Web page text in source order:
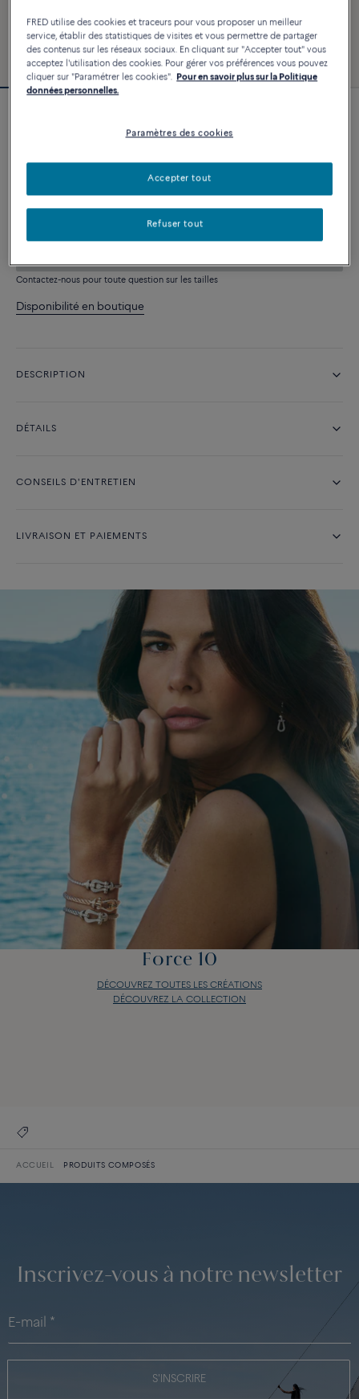
Bracelet Chance Infinie
PERSONNALISER
Contactez-nous pour toute question sur les tailles
Disponibilité en boutique
DESCRIPTION
DÉTAILS
CONSEILS D'ENTRETIEN
LIVRAISON ET PAIEMENTS
Force 10
DÉCOUVREZ TOUTES LES CRÉATIONS
DÉCOUVREZ LA COLLECTION
ACCUEIL PRODUITS COMPOSÉS
Inscrivez-vous à notre newsletter
S'INSCRIRE
FRED utilise des cookies et traceurs pour vous proposer un meilleur
service, établir des statistiques de visites et vous permettre de partager
des contenus sur les réseaux sociaux. En cliquant sur "Accepter tout" vous
acceptez l'utilisation des cookies. Pour gérer vos préférences vous pouvez
cliquer sur "Paramétrer les cookies". Pour en savoir plus sur la Politique
données personnelles.
Paramètres des cookies
Refuser tout
Accepter tout